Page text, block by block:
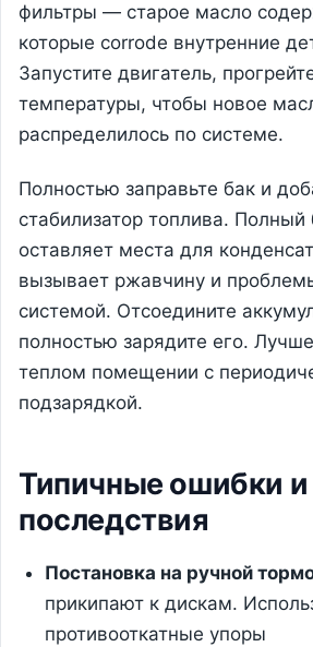
фильтры — старое масло
которые corrode внутренние
Запустите двигатель,
температуры, чтобы новое
распределилось по системе.
Полностью заправьте бак и
стабилизатор топлива. Полный
оставляет места для
вызывает ржавчину и
системой. Отсоедините
полностью зарядите его.
теплом помещении с
подзарядкой.
Типичные ошибки и
последствия
Постановка на ручной
прикипают к дискам.
противооткатные упоры